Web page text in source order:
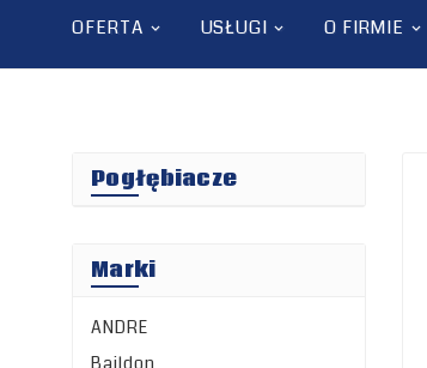
OFERTA USŁUGI O FIRMIE
Pogłębiacze
Marki
ANDRE